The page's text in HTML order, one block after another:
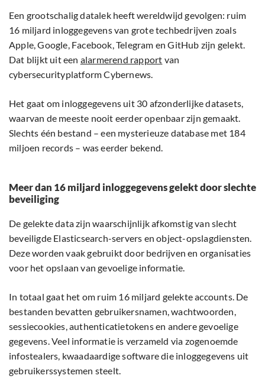
Een grootschalig datalek heeft wereldwijd gevolgen: ruim
16 miljard inloggegevens van grote techbedrijven zoals
Apple, Google, Facebook, Telegram en GitHub zijn gelekt.
Dat blijkt uit een alarmerend rapport van
cybersecurityplatform Cybernews.
Het gaat om inloggegevens uit 30 afzonderlijke datasets,
waarvan de meeste nooit eerder openbaar zijn gemaakt.
Slechts één bestand – een mysterieuze database met 184
miljoen records – was eerder bekend.
Meer dan 16 miljard inloggegevens gelekt door slechte
beveiliging
De gelekte data zijn waarschijnlijk afkomstig van slecht
beveiligde Elasticsearch-servers en object-opslagdiensten.
Deze worden vaak gebruikt door bedrijven en organisaties
voor het opslaan van gevoelige informatie.
In totaal gaat het om ruim 16 miljard gelekte accounts. De
bestanden bevatten gebruikersnamen, wachtwoorden,
sessiecookies, authenticatietokens en andere gevoelige
gegevens. Veel informatie is verzameld via zogenoemde
infostealers, kwaadaardige software die inloggegevens uit
gebruikerssystemen steelt.